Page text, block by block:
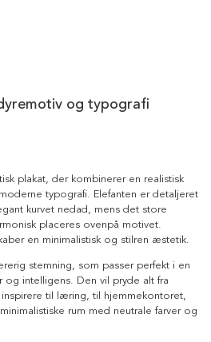
og typografi
plakat, der kombinerer en realistisk
typografi. Elefanten er detaljeret
kurvet nedad, mens det store
placeres ovenpå motivet.
en minimalistisk og stilren æstetik.
stemning, som passer perfekt i en
og intelligens. Den vil pryde alt fra
til læring, til hjemmekontoret,
rum med neutrale farver og